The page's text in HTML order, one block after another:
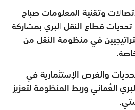
وتقنية المعلومات صباح
قطاع ‫النقل البري‬ بمشاركة
في منظومة النقل من
والفرص الإستثمارية في
العُماني وربط المنظومة لتعزيز